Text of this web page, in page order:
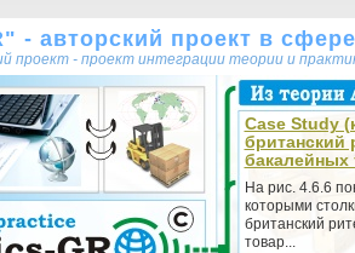
- авторский проект в
проект - проект интеграции теории и
Case Study
британский
бакалейных
На рис. 4.6.6
которыми
британский
товар...